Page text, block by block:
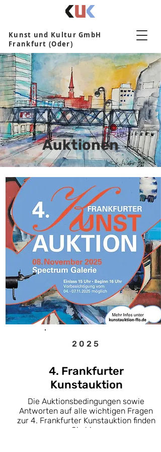
Kunst und Kultur GmbH
Frankfurt (Oder)
Auktionen
2025
4. Frankfurter
Kunstauktion
Die Auktionsbedingungen sowie
Antworten auf alle wichtigen Fragen
zur 4. Frankfurter Kunstauktion finden
Sie hier.